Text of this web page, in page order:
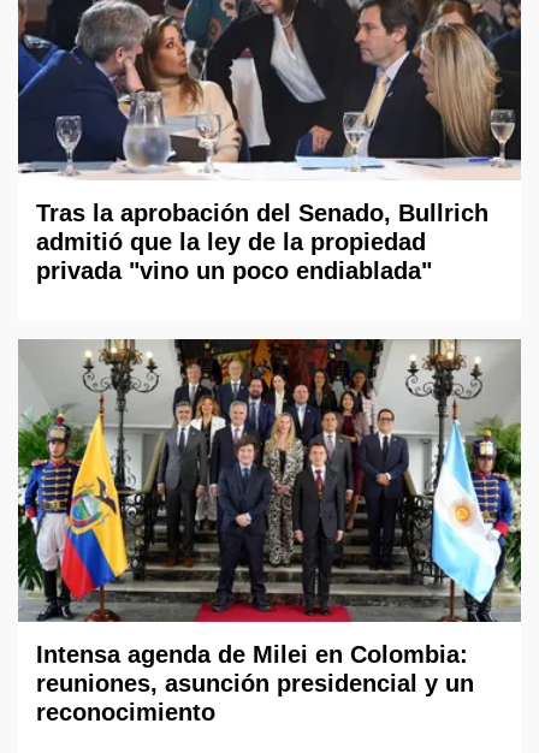
Tras la aprobación del Senado, Bullrich
admitió que la ley de la propiedad
privada "vino un poco endiablada"
Intensa agenda de Milei en Colombia:
reuniones, asunción presidencial y un
reconocimiento